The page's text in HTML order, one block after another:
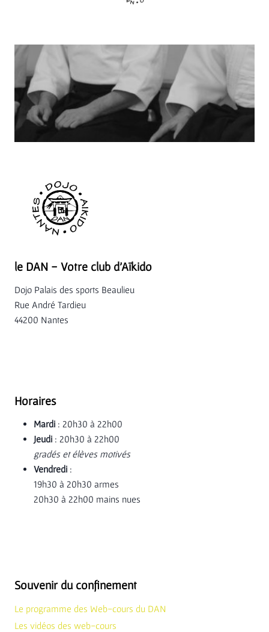
le DAN - Votre club d'Aïkido
Dojo Palais des sports Beaulieu
Rue André Tardieu
44200 Nantes
Horaires
Mardi : 20h30 à 22h00
Jeudi : 20h30 à 22h00
gradés et élèves motivés
Vendredi :
19h30 à 20h30 armes
20h30 à 22h00 mains nues
Souvenir du confinement
Le programme des Web-cours du DAN
Les vidéos des web-cours